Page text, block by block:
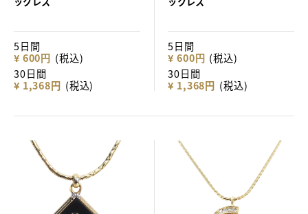
5日間
¥ 600円 (税込)
30日間
¥ 1,368円 (税込)
5日間
¥ 600円 (税込)
30日間
¥ 1,368円 (税込)